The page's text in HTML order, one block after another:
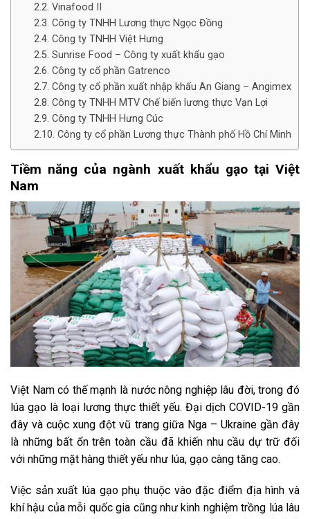
Vinafood II
Công ty TNHH Lương thực Ngọc Đồng
Công ty TNHH Việt Hưng
Sunrise Food – Công ty xuất khẩu gạo
Công ty cổ phần Gatrenco
Công ty cổ phần xuất nhập khẩu An Giang – Angimex
Công ty TNHH MTV Chế biến lương thực Vạn Lợi
Công ty TNHH Hưng Cúc
Công ty cổ phần Lương thực Thành phố Hồ Chí Minh
Tiềm năng của ngành xuất khẩu gạo tại Việt
Nam
Việt Nam có thế mạnh là nước nông nghiệp lâu đời, trong đó
lúa gạo là loại lương thực thiết yếu. Đại dịch COVID-19 gần
đây và cuộc xung đột vũ trang giữa Nga – Ukraine gần đây
là những bất ổn trên toàn cầu đã khiến nhu cầu dự trữ đối
với những mặt hàng thiết yếu như lúa, gạo càng tăng cao.
Việc sản xuất lúa gạo phụ thuộc vào đặc điểm địa hình và
khí hậu của mỗi quốc gia cũng như kinh nghiệm trồng lúa lâu